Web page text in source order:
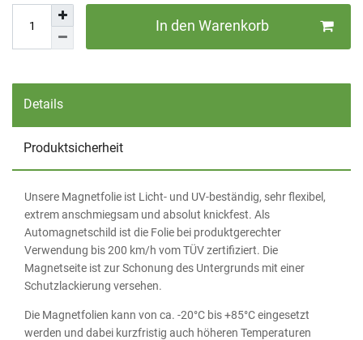
In den Warenkorb
Details
Produktsicherheit
Unsere Magnetfolie ist Licht- und UV-beständig, sehr flexibel,
extrem anschmiegsam und absolut knickfest. Als
Automagnetschild ist die Folie bei produktgerechter
Verwendung bis 200 km/h vom TÜV zertifiziert. Die
Magnetseite ist zur Schonung des Untergrunds mit einer
Schutzlackierung versehen.
Die Magnetfolien kann von ca. -20°C bis +85°C eingesetzt
werden und dabei kurzfristig auch höheren Temperaturen